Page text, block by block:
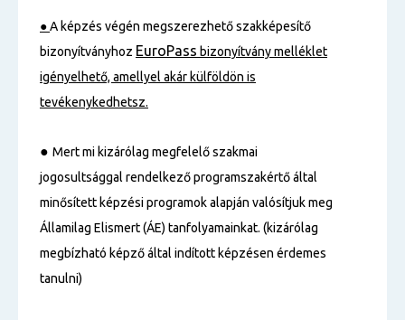
●A képzés végén megszerezhető szakképesítő
bizonyítványhoz EuroPass bizonyítvány melléklet
igényelhető, amellyel akár külföldön is
tevékenykedhetsz.
● Mert mi kizárólag megfelelő szakmai
jogosultsággal rendelkező programszakértő által
minősített képzési programok alapján valósítjuk meg
Államilag Elismert (ÁE) tanfolyamainkat. (kizárólag
megbízható képző által indított képzésen érdemes
tanulni)